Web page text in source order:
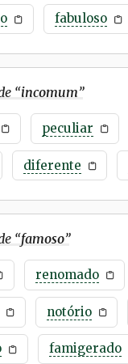
fabuloso
“incomum”
peculiar
diferente
“famoso”
renomado
notório
famigerado